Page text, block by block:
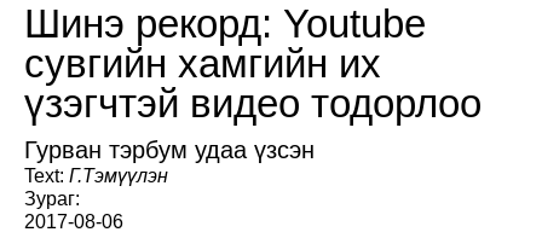
Шинэ рекорд: Youtube
сувгийн хамгийн их
үзэгчтэй видео тодорлоо
Гурван тэрбум удаа үзсэн
Text: Г.Тэмүүлэн
Зураг:
2017-08-06